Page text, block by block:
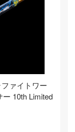
ァイトワー
10th Limited